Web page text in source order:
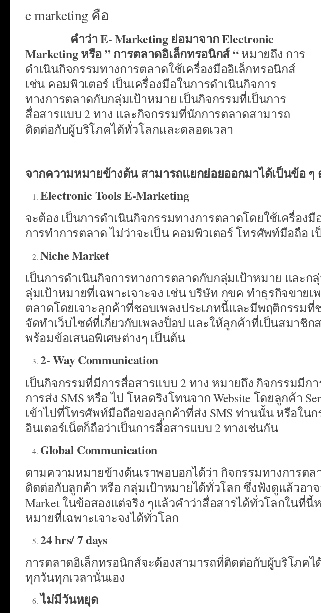
e marketing คือ
คำว่าE- Marketing ย่อมาจาก Electronic
Marketing หรือ ” การตลาดอิเล็กทรอนิกส์ “หมายถึง การ
ดำเนินกิจกรรมทางการตลาดใช้เครื่องมืออิเล็กทรอนิกส์
เช่น คอมพิวเตอร์ เป็นเครื่องมือในการดำเนินกิจการ
ทางการตลาดกับกลุ่มเป้าหมาย เป็นกิจกรรมที่เป็นการ
สื่อสารแบบ 2 ทาง และกิจกรรมที่นักการตลาดสามารถ
ติดต่อกับผู้บริโภคได้ทั่วโลกและตลอดเวลา
จากความหมายข้างต้น สามารถแยกย่อยออกมาได้เป็นข้อ ๆ
Electronic Tools E-Marketing
จะต้อง เป็นการดำเนินกิจกรรมทางการตลาดโดยใช้เครื่อง
การทำการตลาด ไม่ว่าจะเป็น คอมพิวเตอร์ โทรศัพท์มือถือ
Niche Market
เป็นการดำเนินกิจการทางการตลาดกับกลุ่มเป้าหมาย และก
ลุ่มเป้าหมายที่เฉพาะเจาะจง เช่น บริษัท กขค ทำธุรกิจขาย
ตลาดโดยเจาะลูกค้าที่ชอบเพลงประเภทนี้และมีพฤติกรรมที่
จัดทำเว็บไซด์ที่เกี่ยวกับเพลงป็อป และให้ลูกค้าที่เป็นสมาชิก
พร้อมข้อเสนอพิเศษต่างๆ เป็นต้น
2-Way Communication
เป็นกิจกรรมที่มีการสื่อสารแบบ 2 ทาง หมายถึง กิจกรรมมีก
การส่ง SMS หรือ ไป โหลดริงโทนจาก Website โดยลูกค้า
เข้าไปที่โทรศัพท์มือถือของลูกค้าที่ส่ง SMS ท่านนั้น หรือใน
อินเตอร์เน็ตก็ถือว่าเป็นการสื่อสารแบบ 2 ทางเช่นกัน
Global Communication
ตามความหมายข้างต้นเราพอบอกได้ว่า กิจกรรมทางการต
ติดต่อกับลูกค้า หรือ กลุ่มเป้าหมายได้ทั่วโลก ซึ่งฟังดูแล้วอา
Market ในข้อสองแต่จริง ๆแล้วคำว่าสื่อสารได้ทั่วโลกในที่นี้
หมายที่เฉพาะเจาะจงได้ทั่วโลก
24hrs/ 7 days
การตลาดอิเล็กทรอนิกส์จะต้องสามารถที่ติดต่อกับผู้บริโภค
ทุกวันทุกเวลานั่นเอง
ไม่มีวันหยุด